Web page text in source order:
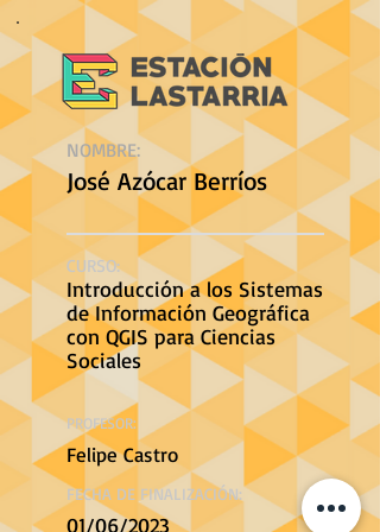
NOMBRE:
José Azócar Berríos
CURSO:
Introducción a los Sistemas
de Información Geográfica
con QGIS para Ciencias
Sociales
PROFESOR:
Felipe Castro
FECHA DE FINALIZACIÓN:
01/06/2023